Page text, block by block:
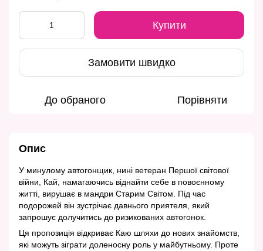
Купити
Замовити швидко
До обраного Порівняти
Опис
У минулому автогонщик, нині ветеран Першої світової
війни, Кай, намагаючись віднайти себе в повоєнному
житті, вирушає в мандри Старим Світом. Під час
подорожей він зустрічає давнього приятеля, який
запрошує долучитись до ризикованих автогонок.
Ця пропозиція відкриває Каю шляхи до нових знайомств,
які можуть зіграти доленосну роль у майбутньому. Проте